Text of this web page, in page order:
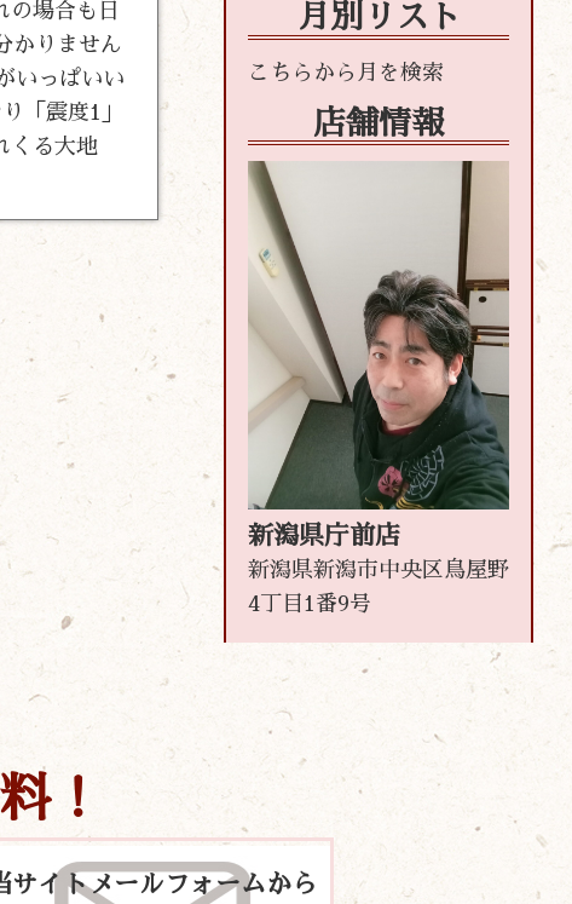
の場合も日
かりません
いっぱいい
「震度1」
くる大地
月別リスト
店舗情報
新潟県庁前店
新潟県新潟市中央区鳥屋野
4丁目1番9号
！
サイトメールフォームから